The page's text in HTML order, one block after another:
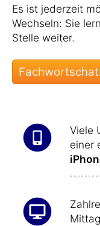
Es ist jederzeit
Wechseln: Sie
Stelle weiter.
Viele
einer